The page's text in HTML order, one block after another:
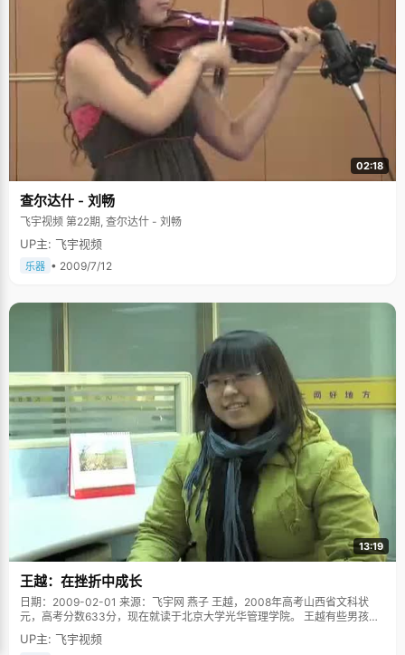
02:18
查尔达什 - 刘畅
飞宇视频 第22期, 查尔达什 - 刘畅
UP主: 飞宇视频
乐器 • 2009/7/12
13:19
王越：在挫折中成长
日期：2009-02-01 来源：飞宇网 燕子 王越，2008年高考山西省文科状
元，高考分数633分，现在就读于北京大学光华管理学院。 王越有些男孩子
性格，大大咧咧，说话直率，实称，颇有些晋商的遗风，在接受采访的整个
过程中，她秉着所有问题是知无不言，言无不尽的态度，让我们了解了一个
UP主: 飞宇视频